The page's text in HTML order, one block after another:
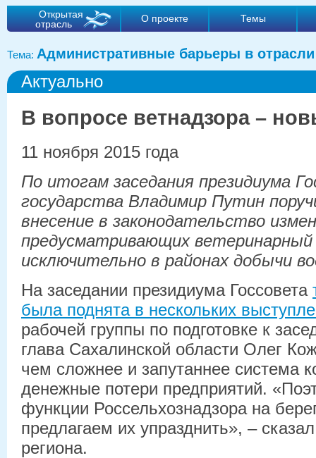
Открытая
отрасль
О проекте Темы
Тема: Административные барьеры в отрасли
Актуально
В вопросе ветнадзора –
11 ноября 2015 года
По итогам заседания президиума
государства Владимир Путин
внесение в законодательство
предусматривающих ветеринарный
исключительно в районах добычи
На заседании президиума Госсовета
была поднята в нескольких
рабочей группы по подготовке к
глава Сахалинской области Олег
чем сложнее и запутаннее система
денежные потери предприятий.
функции Россельхознадзора на
предлагаем их упразднить», –
региона.